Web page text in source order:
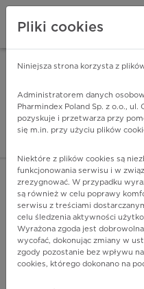
ZALOGUJ SIĘ
Pliki cookies
Niniejsza strona korzysta z
Administratorem danych
Pharmindex Poland Sp. z o.o.,
pozyskuje i przetwarza przy
się m.in. przy użyciu plików
Niektóre z plików cookies są
funkcjonowania serwisu i w
zrezygnować. W przypadku
są również w celu poprawy
serwisu z treściami
celu śledzenia aktywności
Wyrażona zgoda jest
wycofać, dokonując zmiany w
zgody pozostanie bez wpływu
cookies, którego dokonano na
ZA DARMO - w